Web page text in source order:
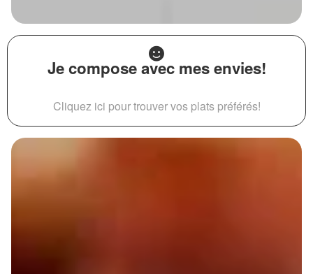
Je compose avec mes envies!
Cliquez ici pour trouver vos plats préférés!